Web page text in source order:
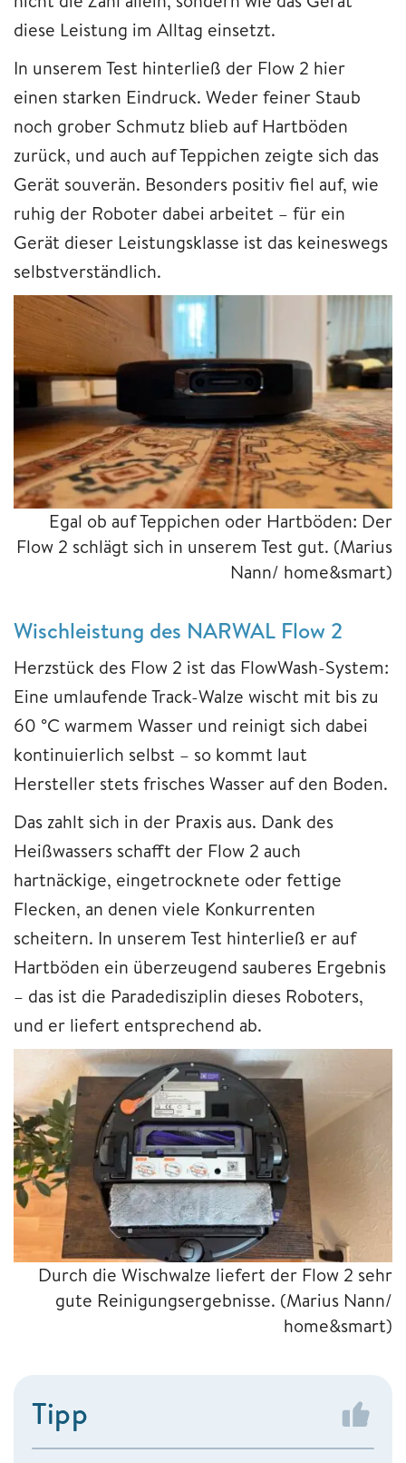
diese Leistung im Alltag einsetzt.
In unserem Test hinterließ der Flow 2 hier
einen starken Eindruck. Weder feiner Staub
noch grober Schmutz blieb auf Hartböden
zurück, und auch auf Teppichen zeigte sich das
Gerät souverän. Besonders positiv fiel auf, wie
ruhig der Roboter dabei arbeitet – für ein
Gerät dieser Leistungsklasse ist das keineswegs
selbstverständlich.
Egal ob auf Teppichen oder Hartböden: Der
Flow 2 schlägt sich in unserem Test gut. (Marius
Nann/ home&smart)
Wischleistung des NARWAL Flow 2
Herzstück des Flow 2 ist das FlowWash-System:
Eine umlaufende Track-Walze wischt mit bis zu
60 °C warmem Wasser und reinigt sich dabei
kontinuierlich selbst – so kommt laut
Hersteller stets frisches Wasser auf den Boden.
Das zahlt sich in der Praxis aus. Dank des
Heißwassers schafft der Flow 2 auch
hartnäckige, eingetrocknete oder fettige
Flecken, an denen viele Konkurrenten
scheitern. In unserem Test hinterließ er auf
Hartböden ein überzeugend sauberes Ergebnis
– das ist die Paradedisziplin dieses Roboters,
und er liefert entsprechend ab.
Durch die Wischwalze liefert der Flow 2 sehr
gute Reinigungsergebnisse. (Marius Nann/
home&smart)
Tipp